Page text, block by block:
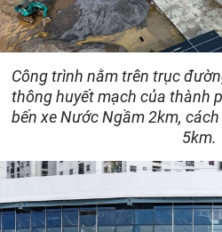
Công trình nằm trên trục
thông huyết mạch của thành
bến xe Nước Ngầm 2km,
5km.